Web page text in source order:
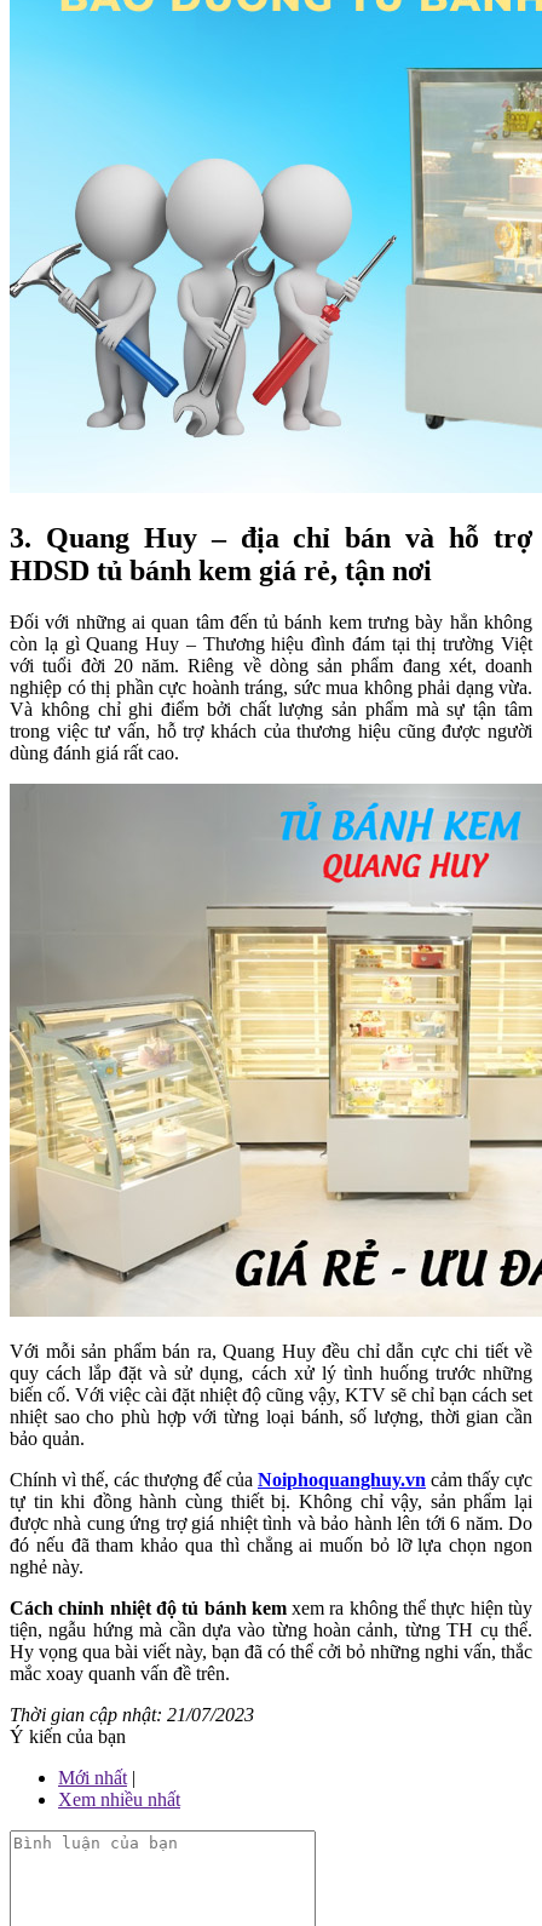
3. Quang Huy – địa chỉ bán và hỗ trợ
HDSD tủ bánh kem giá rẻ, tận nơi
Đối với những ai quan tâm đến tủ bánh kem trưng bày hẳn không
còn lạ gì Quang Huy – Thương hiệu đình đám tại thị trường Việt
với tuổi đời 20 năm. Riêng về dòng sản phẩm đang xét, doanh
nghiệp có thị phần cực hoành tráng, sức mua không phải dạng vừa.
Và không chỉ ghi điểm bởi chất lượng sản phẩm mà sự tận tâm
trong việc tư vấn, hỗ trợ khách của thương hiệu cũng được người
dùng đánh giá rất cao.
Với mỗi sản phẩm bán ra, Quang Huy đều chỉ dẫn cực chi tiết về
quy cách lắp đặt và sử dụng, cách xử lý tình huống trước những
biến cố. Với việc cài đặt nhiệt độ cũng vậy, KTV sẽ chỉ bạn cách set
nhiệt sao cho phù hợp với từng loại bánh, số lượng, thời gian cần
bảo quản.
Chính vì thế, các thượng đế của Noiphoquanghuy.vn cảm thấy cực
tự tin khi đồng hành cùng thiết bị. Không chỉ vậy, sản phẩm lại
được nhà cung ứng trợ giá nhiệt tình và bảo hành lên tới 6 năm. Do
đó nếu đã tham khảo qua thì chẳng ai muốn bỏ lỡ lựa chọn ngon
nghẻ này.
Cách chỉnh nhiệt độ tủ bánh kemxem ra không thể thực hiện tùy
tiện, ngẫu hứng mà cần dựa vào từng hoàn cảnh, từng TH cụ thể.
Hy vọng qua bài viết này, bạn đã có thể cởi bỏ những nghi vấn, thắc
mắc xoay quanh vấn đề trên.
Thời gian cập nhật: 21/07/2023
Ý kiến của bạn
Mới nhất |
Xem nhiều nhất